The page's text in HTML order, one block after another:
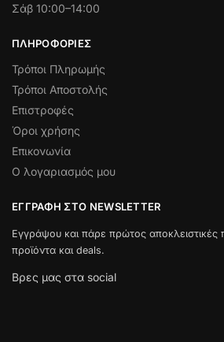
Σάβ 10:00–14:00
ΠΛΗΡΟΦΟΡΊΕΣ
Τρόποι Πληρωμής
Τρόποι Αποστολής
Επιστροφές
Όροι χρήσης
Επικονωνία
Ο λογαριασμός μου
ΕΓΓΡΑΦΉ ΣΤΟ NEWSLETTER
Εγγράψου και πάρε πρώτος
προϊόντα και deals.
Βρες μας στα social